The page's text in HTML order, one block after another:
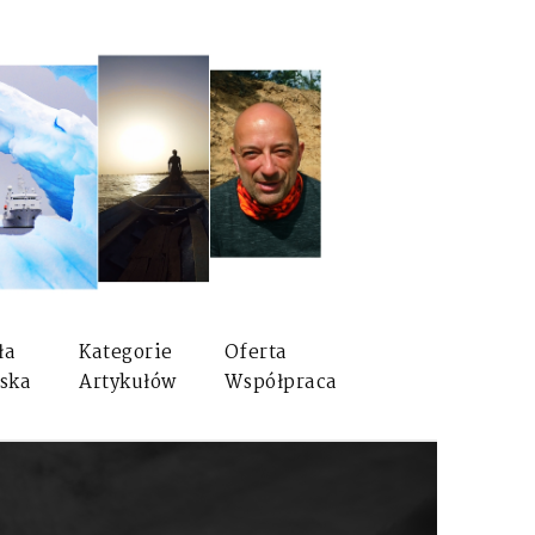
Kategorie
Artykułów
Oferta
Współpraca